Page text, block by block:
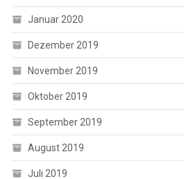
Januar 2020
Dezember 2019
November 2019
Oktober 2019
September 2019
August 2019
Juli 2019